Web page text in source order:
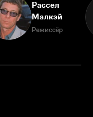
Рассел
Малкэй
Режиссёр